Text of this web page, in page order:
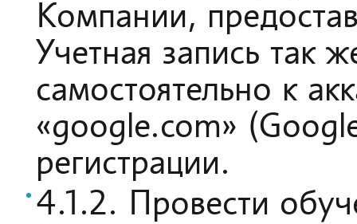
Компании,
Учетная запись так
самостоятельно к
«google.com»
регистрации.
4.1.2. Провести